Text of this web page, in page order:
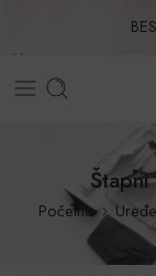
Početna